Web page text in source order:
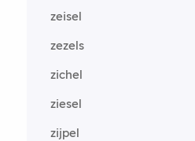
zeisel
zezels
zichel
ziesel
zijpel